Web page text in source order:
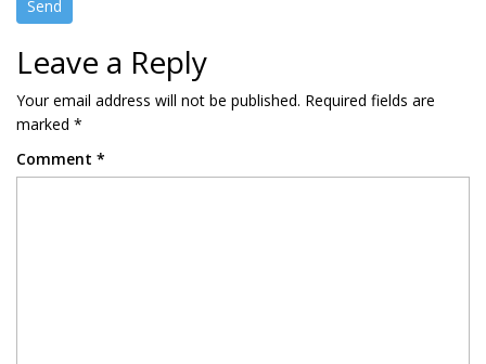
Leave a Reply
Your email address will not be published. Required fields are
marked *
Comment *